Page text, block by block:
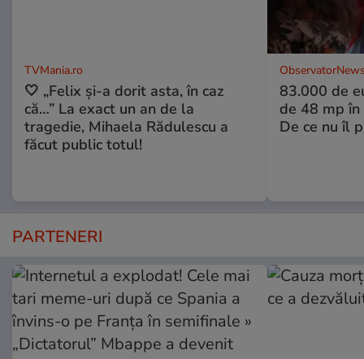
TVMania.ro
🤍 „Felix și-a dorit asta, în caz
că…” La exact un an de la
tragedie, Mihaela Rădulescu a
făcut public totul!
83.000 de
de 48 mp
De ce nu îl
PARTENERI